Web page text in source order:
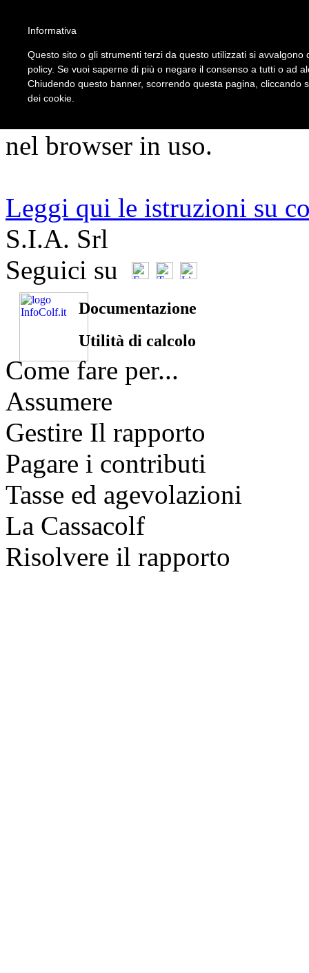
ATTENZIONE!!!
nel browser in uso.
Leggi qui le istruzioni su
S.I.A. Srl
Seguici su
Documentazione
Utilità di calcolo
Come fare per...
Assumere
Gestire Il rapporto
Pagare i contributi
Tasse ed agevolazioni
La Cassacolf
Risolvere il rapporto
Informativa
Questo sito o gli strumenti terzi da questo utilizzati si
policy. Se vuoi saperne di più o negare il consenso a tutti o ad
Chiudendo questo banner, scorrendo questa pagina, cliccando
dei cookie.